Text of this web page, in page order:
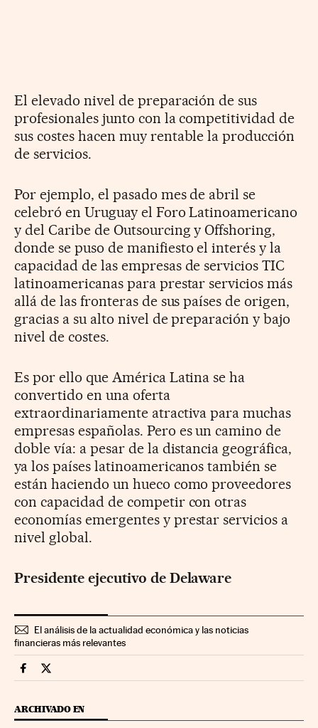
El elevado nivel de preparación de sus
profesionales junto con la competitividad de
sus costes hacen muy rentable la producción
de servicios.
Por ejemplo, el pasado mes de abril se
celebró en Uruguay el Foro Latinoamericano
y del Caribe de Outsourcing y Offshoring,
donde se puso de manifiesto el interés y la
capacidad de las empresas de servicios TIC
latinoamericanas para prestar servicios más
allá de las fronteras de sus países de origen,
gracias a su alto nivel de preparación y bajo
nivel de costes.
Es por ello que América Latina se ha
convertido en una oferta
extraordinariamente atractiva para muchas
empresas españolas. Pero es un camino de
doble vía: a pesar de la distancia geográfica,
ya los países latinoamericanos también se
están haciendo un hueco como proveedores
con capacidad de competir con otras
economías emergentes y prestar servicios a
nivel global.
Presidente ejecutivo de Delaware
El análisis de la actualidad económica y las noticias
financieras más relevantes
Economia Cinco Días en Facebook
Economia Cinco Días en Twitter
ARCHIVADO EN